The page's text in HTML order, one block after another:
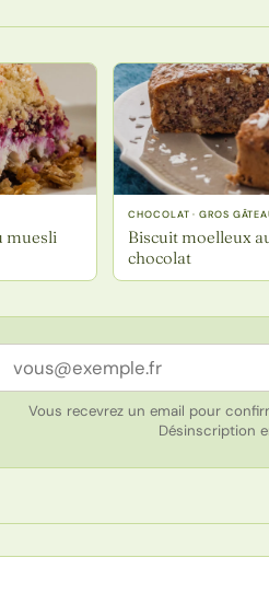
muesli
CHOCOLAT · GROS
Biscuit moelleux
chocolat
Adresse email
Vous recevrez un email pour
Désinscription